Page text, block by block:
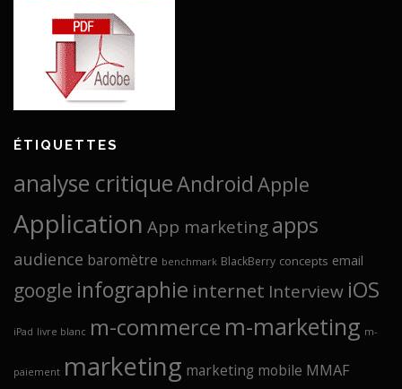
ÉTIQUETTES
analyse critiqueAndroid Apple
Application App marketing apps
audience baromètre benchmark BlackBerry concepts email
google infographie internet Interview iOS
iPad livre blanc m-commerce m-marketing m-
paiement marketing marketing mobile MMAF